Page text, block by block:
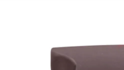
ДОМОЙ